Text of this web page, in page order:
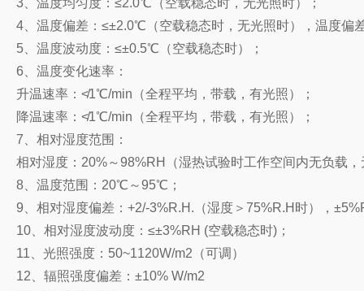
3、温度均匀度：≤2.0℃（空载稳态时，无光照时）；
4、温度偏差：≤±2.0℃（空载稳态时，无光照时），温度偏
5、温度波动度：≤±0.5℃（空载稳态时）；
6、温度变化速率：
升温速率：≮1℃/min（全程平均，带载，有光照）；
降温速率：≮1℃/min（全程平均，带载，有光照）；
7、相对湿度范围：
相对湿度：20%～98%RH（湿热试验时工作空间内无负载
8、温度范围：20℃～95℃；
9、相对湿度偏差：+2/-3%R.H.（湿度＞75%R.H时），
10、相对湿度波动度：≤±3%RH (空载稳态时)；
11、光照强度：50~1120W/m2（可调）
12、辐照强度偏差：±10% W/m2